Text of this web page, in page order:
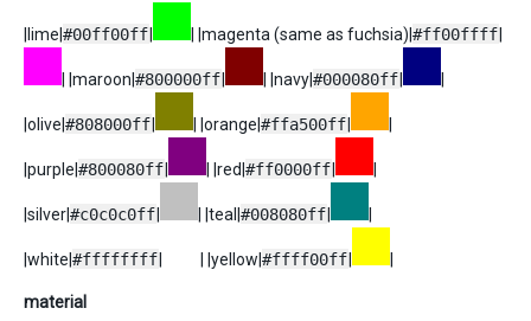
|lime| #00ff00ff |magenta (same as fuchsia)| #ff00ffff
|maroon| #800000ff | |navy|#000080ff
|olive| #808000ff | |orange| #ffa500ff
|purple| #800080ff | |red| #ff0000ff
|silver|#c0c0c0ff | |teal| #008080ff
|white| #ffffffff | |yellow| #ffff00ff
material